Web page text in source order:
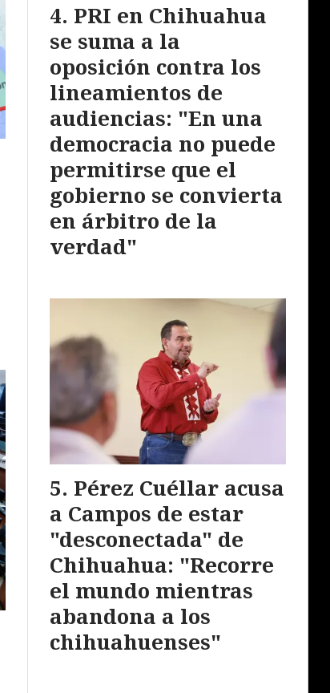
PRI en Chihuahua
se suma a la
oposición contra los
lineamientos de
audiencias: "En una
democracia no puede
permitirse que el
gobierno se convierta
en árbitro de la
verdad"
Pérez Cuéllar acusa
a Campos de estar
"desconectada" de
Chihuahua: "Recorre
el mundo mientras
abandona a los
chihuahuenses"